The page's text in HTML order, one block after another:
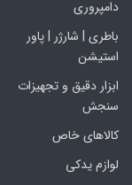
دامپروری
باطری | شارژر | پاور
استیشن
ابزار دقیق و تجهیزات
سنجش
کالاهای خاص
لوازم یدکی